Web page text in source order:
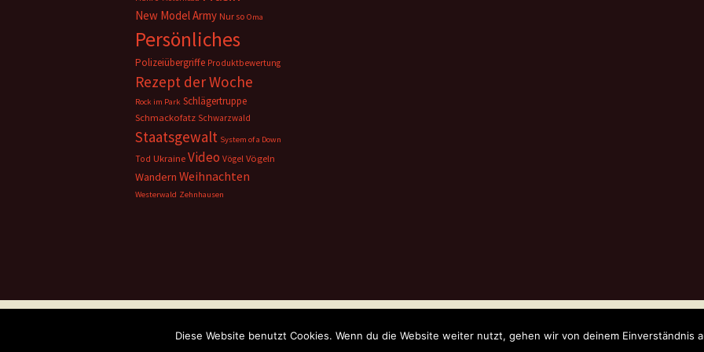
New Model Army Nur so Oma
Persönliches
Polizeiübergriffe Produktbewertung
Rezept der Woche
Rock im Park Schlägertruppe
Schmackofatz Schwarzwald
Staatsgewalt System of a Down
Tod Ukraine Video Vögel Vögeln
Wandern Weihnachten
Westerwald Zehnhausen
Datenschutzerklärung Stolz präsentiert von WordPress
Diese Website benutzt Cookies. Wenn du die Website weiter nutzt, gehen wir von deinem Einverständnis